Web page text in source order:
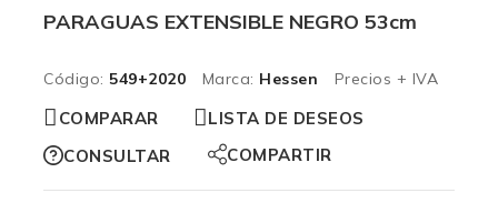
PARAGUAS EXTENSIBLE NEGRO 53cm
Código: 549+2020 Marca: Hessen Precios + IVA
COMPARAR
LISTA DE DESEOS
CONSULTAR
COMPARTIR